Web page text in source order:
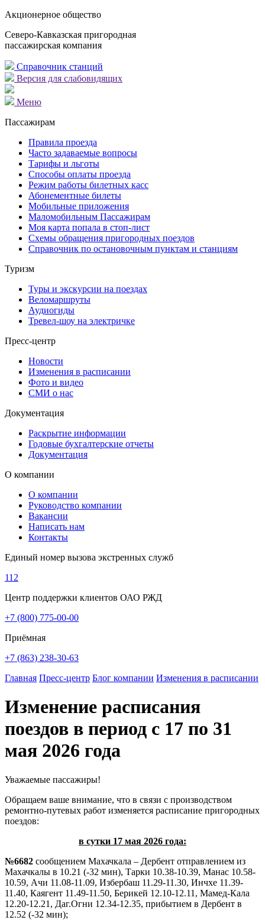
Акционерное общество
Северо-Кавказская пригородная
пассажирская компания
Справочник станций
Версия для слабовидящих
Меню
Пассажирам
Правила проезда
Часто задаваемые вопросы
Тарифы и льготы
Способы оплаты проезда
Режим работы билетных касс
Абонементные билеты
Мобильные приложения
Маломобильным Пассажирам
Моя карта попала в стоп-лист
Cхемы обращения пригородных поездов
Справочник по остановочным пунктам и станциям
Туризм
Туры и экскурсии на поездах
Веломаршруты
Аудиогиды
Тревел-шоу на электричке
Пресс-центр
Новости
Изменения в расписании
Фото и видео
СМИ о нас
Документация
Раскрытие информации
Годовые бухгалтерские отчеты
Документация
О компании
О компании
Руководство компании
Вакансии
Написать нам
Контакты
Единый номер вызова экстренных служб
112
Центр поддержки клиентов ОАО РЖД
+7 (800) 775-00-00
Приёмная
+7 (863) 238-30-63
Главная Пресс-центр Блог компании Изменения в расписании
Изменение расписания
поездов в период с 17 по 31
мая 2026 года
Уважаемые пассажиры!
Обращаем ваше внимание, что в связи с производством
ремонтно-путевых работ изменяется расписание пригородных
поездов:
в сутки 17 мая 2026 года:
№6682 сообщением Махачкала – Дербент отправлением из
Махачкалы в 10.21 (-32 мин), Тарки 10.38-10.39, Манас 10.58-
10.59, Ачи 11.08-11.09, Избербаш 11.29-11.30, Инчхе 11.39-
11.40, Каягент 11.49-11.50, Берикей 12.10-12.11, Мамед-Кала
12.20-12.21, Даг.Огни 12.34-12.35, прибытием в Дербент в
12.52 (-32 мин);